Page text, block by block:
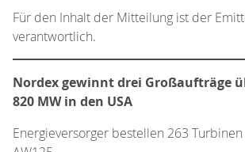
Für den Inhalt der Mitteilung ist der
verantwortlich.
Nordex gewinnt drei Großaufträge
820 MW in den USA
Energieversorger bestellen 263